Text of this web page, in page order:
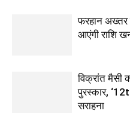
फरहान अख्तर
आएंगी राशि
विक्रांत मैसी
पुरस्कार,
सराहना